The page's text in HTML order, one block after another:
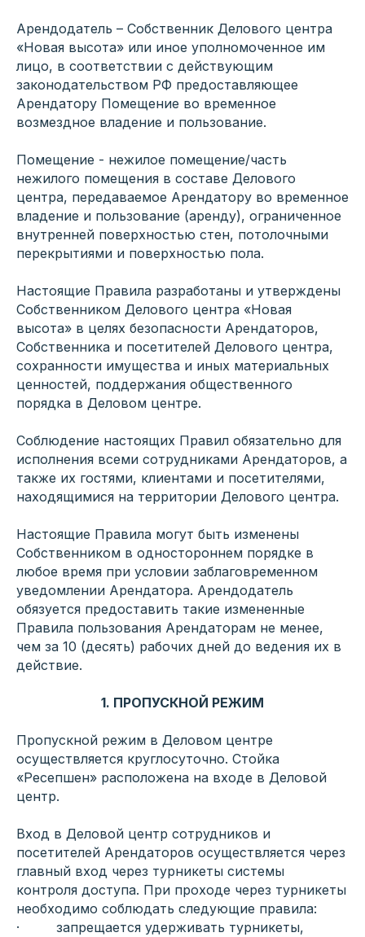
Арендодатель – Собственник Делового центра
«Новая высота» или иное уполномоченное им
лицо, в соответствии с действующим
законодательством РФ предоставляющее
Арендатору Помещение во временное
возмездное владение и пользование.
Помещение - нежилое помещение/часть
нежилого помещения в составе Делового
центра, передаваемое Арендатору во временное
владение и пользование (аренду), ограниченное
внутренней поверхностью стен, потолочными
перекрытиями и поверхностью пола.
Настоящие Правила разработаны и утверждены
Собственником Делового центра «Новая
высота» в целях безопасности Арендаторов,
Собственника и посетителей Делового центра,
сохранности имущества и иных материальных
ценностей, поддержания общественного
порядка в Деловом центре.
Соблюдение настоящих Правил обязательно для
исполнения всеми сотрудниками Арендаторов, а
также их гостями, клиентами и посетителями,
находящимися на территории Делового центра.
Настоящие Правила могут быть изменены
Собственником в одностороннем порядке в
любое время при условии заблаговременном
уведомлении Арендатора. Арендодатель
обязуется предоставить такие измененные
Правила пользования Арендаторам не менее,
чем за 10 (десять) рабочих дней до ведения их в
действие.
1. ПРОПУСКНОЙ РЕЖИМ
Пропускной режим в Деловом центре
осуществляется круглосуточно. Стойка
«Ресепшен» расположена на входе в Деловой
центр.
Вход в Деловой центр сотрудников и
посетителей Арендаторов осуществляется через
главный вход через турникеты системы
контроля доступа. При проходе через турникеты
необходимо соблюдать следующие правила:
· запрещается удерживать турникеты,